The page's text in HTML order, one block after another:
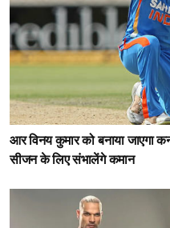
आर विनय कुमार को बनाया जाएगा
सीजन के लिए संभालेंगे कमान